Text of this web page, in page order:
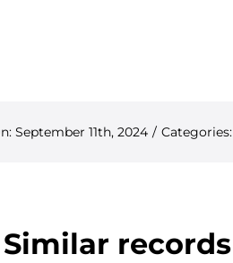
September 11th, 2024 / Categories:
Similar records